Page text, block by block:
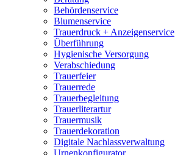
Behördenservice
Blumenservice
Trauerdruck + Anzeigenservice
Überführung
Hygienische Versorgung
Verabschiedung
Trauerfeier
Trauerrede
Trauerbegleitung
Trauerliterartur
Trauermusik
Trauerdekoration
Digitale Nachlassverwaltung
Urnenkonfigurator